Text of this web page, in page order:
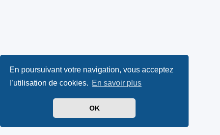
En poursuivant votre navigation, vous acceptez
l’utilisation de cookies. En savoir plus
OK